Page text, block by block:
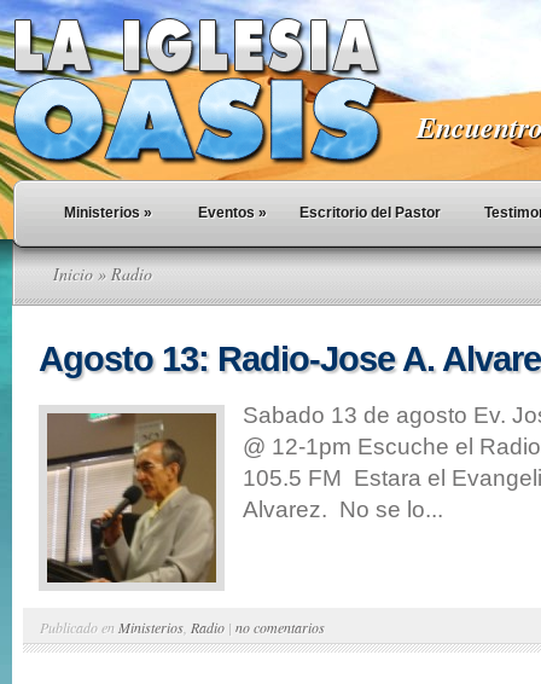
Ministerios » Eventos » Escritorio del Pastor
Inicio » Radio
Agosto 13: Radio-Jose A.
Sabado 13 de agosto Ev.
@ 12-1pm Escuche el
105.5 FM Estara el
Alvarez. No se lo...
Publicado en Ministerios Radio | no comentarios